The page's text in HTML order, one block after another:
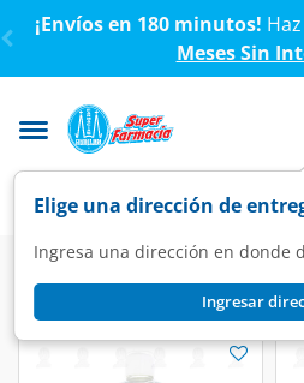
< div class="carousel-inner">
¡Envíos en 180 minutos!
Meses Sin
Elige una dirección de
Ingresa una dirección en donde
Ingresar
(12 productos)